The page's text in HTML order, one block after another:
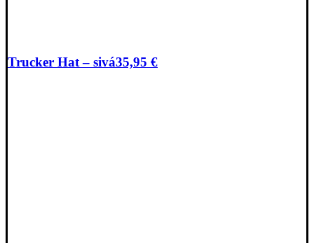
Trucker Hat – sivá35,95 €